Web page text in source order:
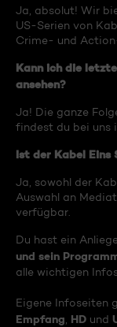
Ja, absolut! Wir
US-Serien von
Crime- und
Kann ich die
ansehen?
Ja! Die ganze
findest du bei uns
Ist der Kabel Eins
Ja, sowohl der
Auswahl an
verfügbar.
Du hast ein
und sein
alle wichtigen
Eigene Infoseiten
Empfang HD und